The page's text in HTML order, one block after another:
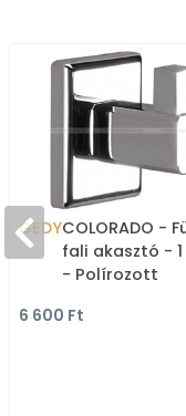
GEDYCOLORADO -
fali akasztó - 1
- Polírozott
6 600 Ft